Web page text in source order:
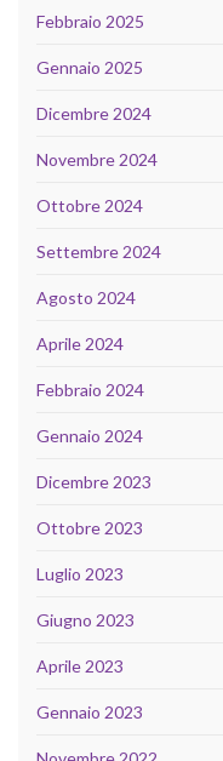
Febbraio 2025
Gennaio 2025
Dicembre 2024
Novembre 2024
Ottobre 2024
Settembre 2024
Agosto 2024
Aprile 2024
Febbraio 2024
Gennaio 2024
Dicembre 2023
Ottobre 2023
Luglio 2023
Giugno 2023
Aprile 2023
Gennaio 2023